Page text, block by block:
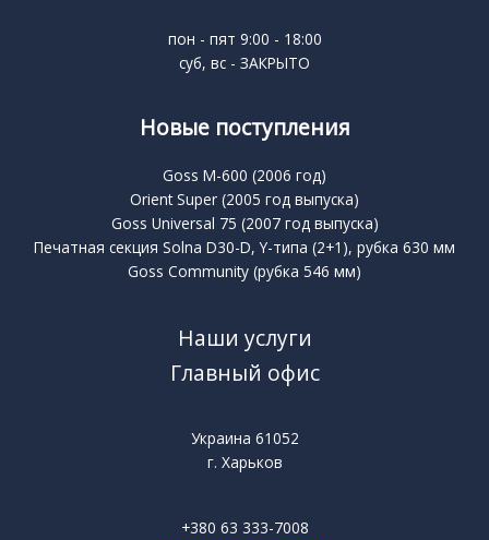
пон - пят 9:00 - 18:00
суб, вс - ЗАКРЫТО
Новые поступления
Goss M-600 (2006 год)
Orient Super (2005 год выпуска)
Goss Universal 75 (2007 год выпуска)
Печатная секция Solna D30-D, Y-типа (2+1), рубка 630 мм
Goss Community (рубка 546 мм)
Наши услуги
Главный офис
Украина 61052
г. Харьков
+380 63 333-7008